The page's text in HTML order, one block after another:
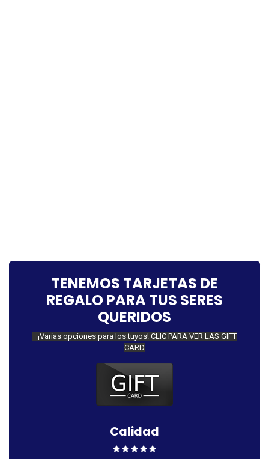
TENEMOS TARJETAS DE
REGALO PARA TUS SERES
QUERIDOS
¡Varias opciones para los tuyos! CLIC PARA VER LAS GIFT
CARD
Calidad​